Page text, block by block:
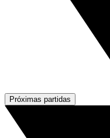
Próximas partidas